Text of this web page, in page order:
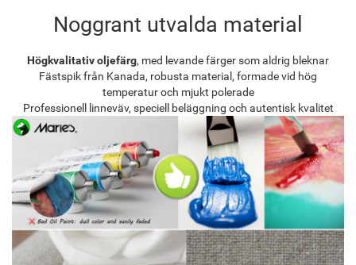
Noggrant utvalda material
Högkvalitativ oljefärg, med levande färger som aldrig bleknar
Fästspik från Kanada, robusta material, formade vid hög
temperatur och mjukt polerade
Professionell linneväv, speciell beläggning och autentisk kvalitet